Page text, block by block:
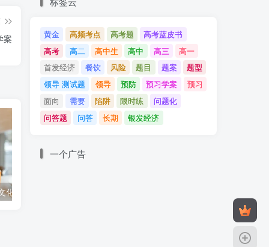
案
黄金 高频考点 高考题
高考蓝皮书
高考
高二 高中生 高中 高三
高一
首发经济
餐饮 风险 题目 题案
题型
领导 测试题
领导 预防 预习学案
预习
面向
需要 陷阱 限时练
问题化
问答题
问答 长期 银发经济
一个广告